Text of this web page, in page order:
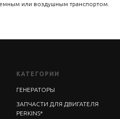
или воздушным транспортом.
КАТЕГОРИИ
ГЕНЕРАТОРЫ
ЗАПЧАСТИ ДЛЯ ДВИГАТЕЛЯ
PERKINS*